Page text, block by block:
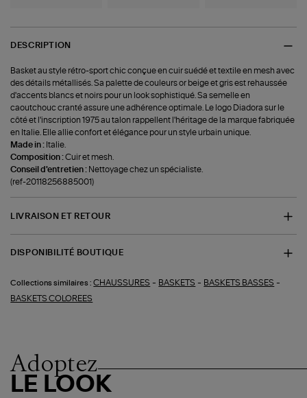
DESCRIPTION
Basket au style rétro-sport chic conçue en cuir suédé et textile en mesh avec
des détails métallisés. Sa palette de couleurs or beige et gris est rehaussée
d'accents blancs et noirs pour un look sophistiqué. Sa semelle en
caoutchouc cranté assure une adhérence optimale. Le logo Diadora sur le
côté et l'inscription 1975 au talon rappellent l'héritage de la marque fabriquée
en Italie. Elle allie confort et élégance pour un style urbain unique.
Made in : Italie.
Composition :Cuir et mesh.
Conseil d'entretien : Nettoyage chez un spécialiste.
(ref-20118256885001)
LIVRAISON ET RETOUR
DISPONIBILITÉ BOUTIQUE
Collections similaires : CHAUSSURES - BASKETS - BASKETS BASSES -
BASKETS COLOREES
Adoptez
LE LOOK